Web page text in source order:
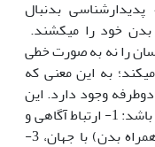
بدنبال
خود را می­کشند.
را نه به صورت خطی
به این معنی که
وجود دارد. این
ساختار ارتباطی می­تواند سه شکل داشته باشد: 1- ارتباط آگاهی و
بدن،2 - ارتباط بدن- سوژه (آگاهی به همراه بدن) با جهان، 3-